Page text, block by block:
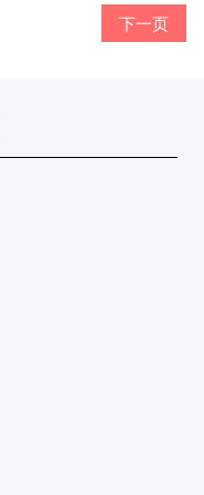
由！
the arts stand for
1913
下一页